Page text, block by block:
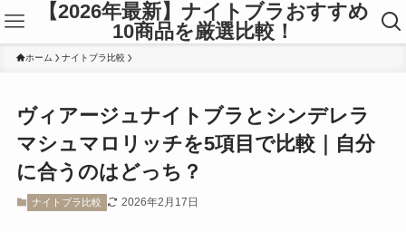
【2026年最新】ナイトブラおすすめ
10商品を厳選比較！
ホーム ナイトブラ比較
ヴィアージュナイトブラとシンデレラ
マシュマロリッチを5項目で比較｜自分
に合うのはどっち？
ナイトブラ比較 2026年2月17日